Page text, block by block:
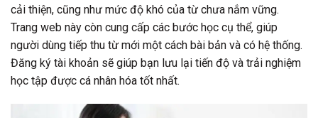
cải thiện, cũng như mức độ khó của từ chưa nắm vững.
Trang web này còn cung cấp các bước học cụ thể, giúp
người dùng tiếp thu từ mới một cách bài bản và có hệ thống.
Đăng ký tài khoản sẽ giúp bạn lưu lại tiến độ và trải nghiệm
học tập được cá nhân hóa tốt nhất.